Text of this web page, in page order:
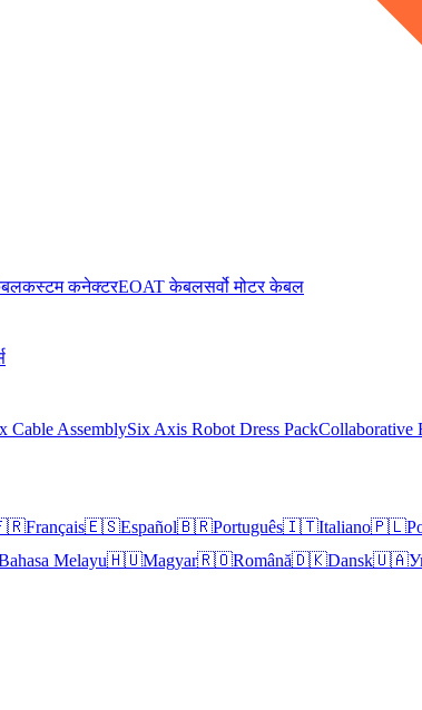
कस्टम कनेक्टरEOAT केबलसर्वो मोटर केबल
Cable AssemblySix Axis Robot Dress PackCollaborative
Français🇪🇸Español🇧🇷Português🇮🇹Italiano🇵🇱
Melayu🇭🇺Magyar🇷🇴Română🇩🇰Dansk🇺🇦